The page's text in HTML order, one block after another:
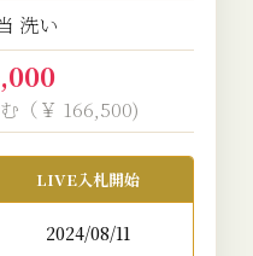
洗い
（￥ 166,500)
LIVE入札開始
2024/08/11